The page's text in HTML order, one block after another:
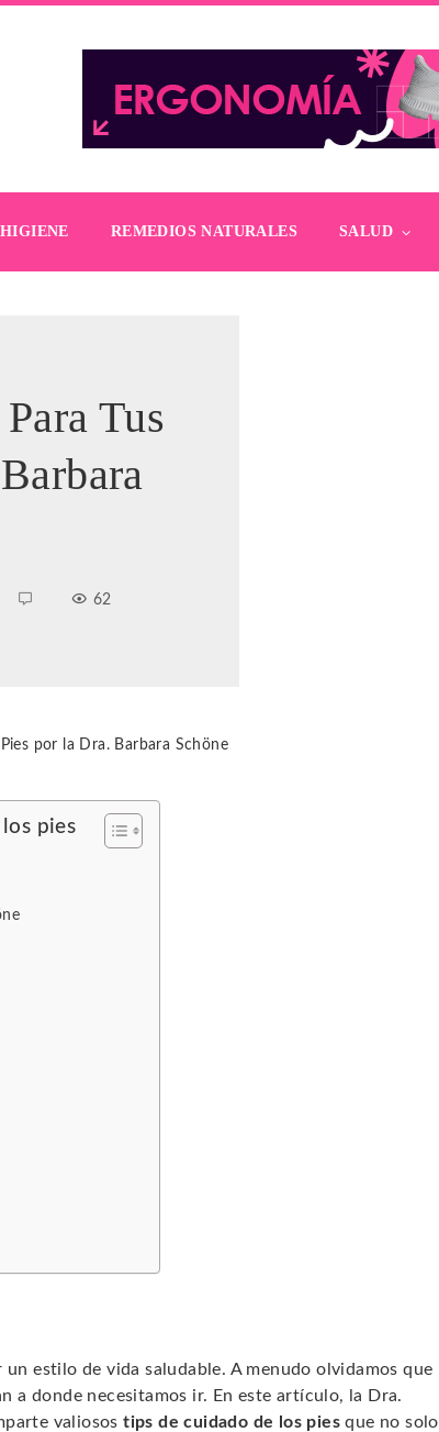
HIGIENE REMEDIOS NATURALES SALUD
Tus
62
por la Dra. Barbara Schöne
pies
estilo de vida saludable. A menudo olvidamos que
a donde necesitamos ir. En este artículo, la Dra.
valiosostips de cuidado de los pies que no solo